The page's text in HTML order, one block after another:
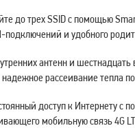
до трех SSID с помощью
подключений и удобного
антенн и
рассеивание тепла
доступ к Интернету с
мобильную связь 4G